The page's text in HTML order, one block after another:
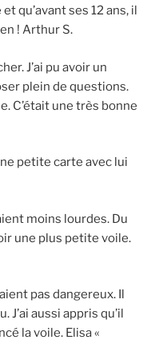
qu’avant ses 12 ans, il
! Arthur S.
J’ai pu avoir un
plein de questions.
C’était une très bonne
petite carte avec lui
moins lourdes. Du
une plus petite voile.
pas dangereux. Il
J’ai aussi appris qu’il
la voile. Elisa «